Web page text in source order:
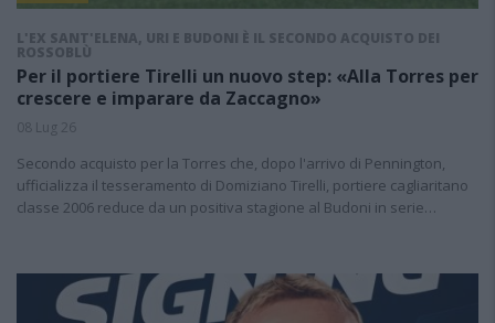
L'EX SANT'ELENA, URI E BUDONI È IL SECONDO ACQUISTO DEI
ROSSOBLÙ
Per il portiere Tirelli un nuovo step: «Alla Torres per
crescere e imparare da Zaccagno»
08 Lug 26
Secondo acquisto per la Torres che, dopo l'arrivo di Pennington,
ufficializza il tesseramento di Domiziano Tirelli, portiere cagliaritano
classe 2006 reduce da un positiva stagione al Budoni in serie…